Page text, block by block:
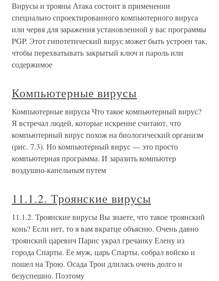
Вирусы и трояны Атака состоит в применении
специально спроектированного компьютерного вируса
или червя для заражения установленной у вас программы
PGP. Этот гипотетический вирус может быть устроен так,
чтобы перехватывать закрытый ключ и пароль или
содержимое
Компьютерные вирусы
Компьютерные вирусы Что такое компьютерный вирус?
Я встречал людей, которые искренне считают, что
компьютерный вирус похож на биологический организм
(рис. 7.3). Но компьютерный вирус — это просто
компьютерная программа. И заразить компьютер
воздушно-капельным путем
11.1.2. Троянские вирусы
11.1.2. Троянские вирусы Вы знаете, что такое троянский
конь? Если нет, то я вам вкратце объясню. Очень давно
троянский царевич Парис украл гречанку Елену из
города Спарты. Ее муж, царь Спарты, собрал войско и
пошел на Трою. Осада Трои длилась очень долго и
безуспешно. Поэтому